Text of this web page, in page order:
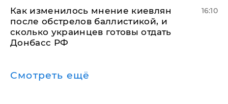
Как изменилось мнение киевлян
после обстрелов баллистикой, и
сколько украинцев готовы отдать
Донбасс РФ
16:10
Смотреть ещё